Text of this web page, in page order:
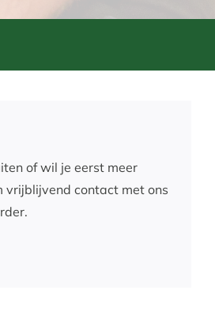
of wil je eerst meer
vrijblijvend contact met ons